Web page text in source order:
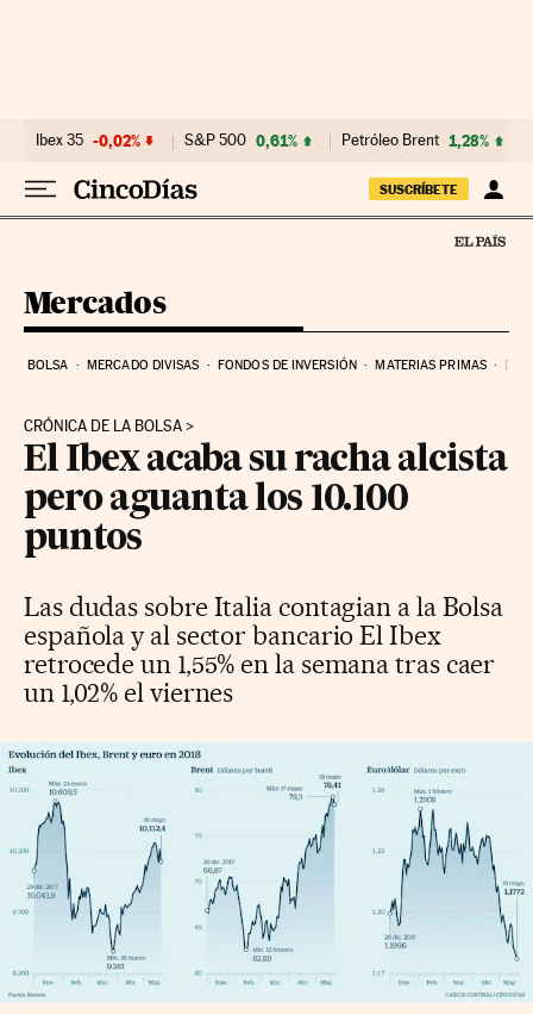
Ibex 35 -0,02% S&P 500 0,61% Petróleo Brent 1,28%
SUSCRÍBETE
Mercados
BOLSA MERCADO DIVISAS FONDOS DE INVERSIÓN MATERIAS PRIMAS
CRÓNICA DE LA BOLSA
El Ibex acaba su racha alcista
pero aguanta los 10.100
puntos
Las dudas sobre Italia contagian a la Bolsa
española y al sector bancario El Ibex
retrocede un 1,55% en la semana tras caer
un 1,02% el viernes